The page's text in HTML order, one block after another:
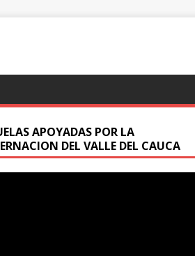
APOYADAS POR LA
DEL VALLE DEL CAUCA